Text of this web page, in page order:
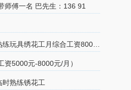
师傅一名 巴先生：136 91
资5000元-8000元/月）
时熟练锈花工